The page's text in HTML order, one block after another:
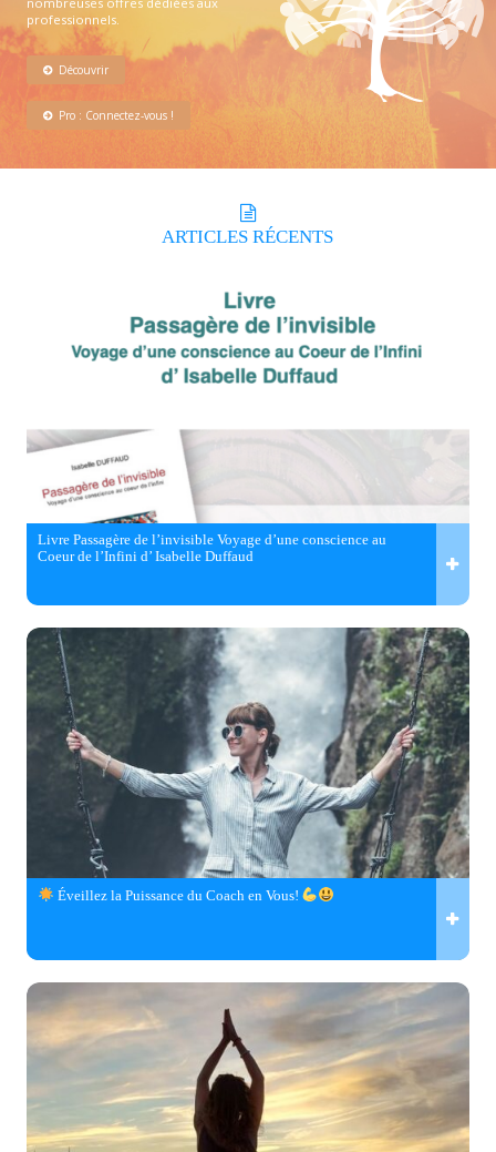
professionnels.
Découvrir
Pro : Connectez-vous !
ARTICLES RÉCENTS
Livre Passagère de l’invisible Voyage d’une conscience au
Coeur de l’Infini d’ Isabelle Duffaud
Éveillez la Puissance du Coach en Vous!